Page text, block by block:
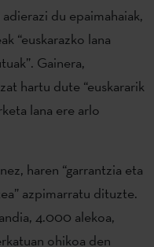
du epaimahaiak,
“euskarazko lana
Gainera,
hartu dute “euskararik
lana ere arlo
haren “garrantzia eta
azpimarratu dituzte.
4.000 alekoa,
ohikoa den